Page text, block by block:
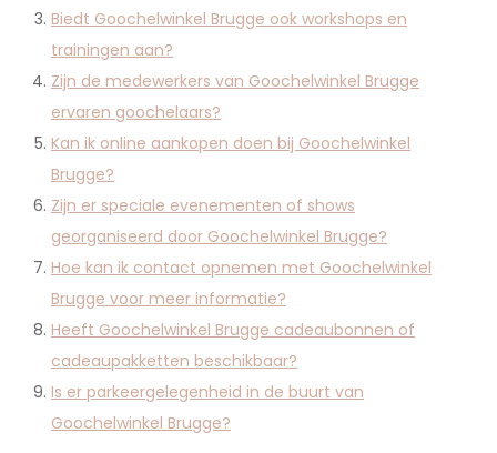
Biedt Goochelwinkel Brugge ook workshops en
trainingen aan?
Zijn de medewerkers van Goochelwinkel Brugge
ervaren goochelaars?
Kan ik online aankopen doen bij Goochelwinkel
Brugge?
Zijn er speciale evenementen of shows
georganiseerd door Goochelwinkel Brugge?
Hoe kan ik contact opnemen met Goochelwinkel
Brugge voor meer informatie?
Heeft Goochelwinkel Brugge cadeaubonnen of
cadeaupakketten beschikbaar?
Is er parkeergelegenheid in de buurt van
Goochelwinkel Brugge?